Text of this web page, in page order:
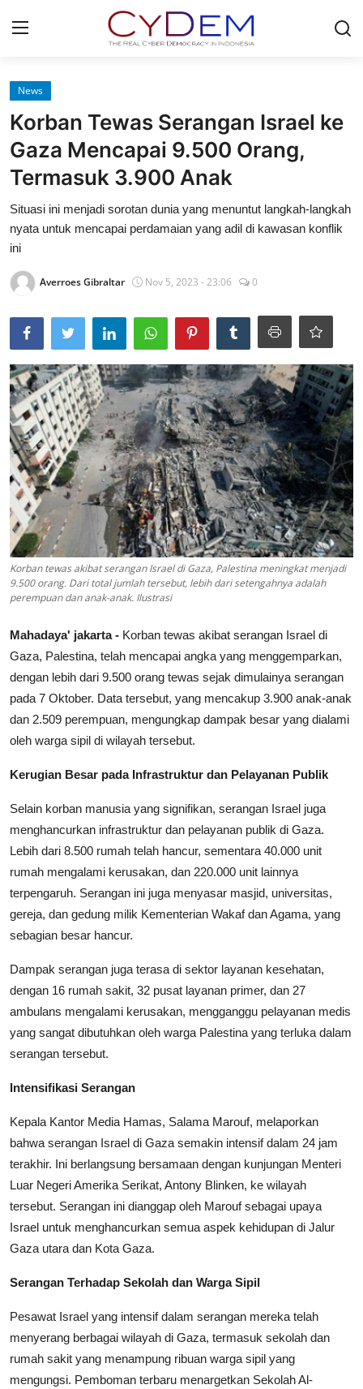
Home
News
Contact
Politik
Redaksi
Olahraga
Nasional
Lainya
News
Korban Tewas Serangan Israel ke
Gaza Mencapai 9.500 Orang,
Termasuk 3.900 Anak
Situasi ini menjadi sorotan dunia yang menuntut langkah-langkah
nyata untuk mencapai perdamaian yang adil di kawasan konflik
ini
Averroes Gibraltar Nov 5, 2023 - 23:06 0
Korban tewas akibat serangan Israel di Gaza, Palestina meningkat menjadi
9.500 orang. Dari total jumlah tersebut, lebih dari setengahnya adalah
perempuan dan anak-anak. Ilustrasi
Mahadaya' jakarta - Korban tewas akibat serangan Israel di
Gaza, Palestina, telah mencapai angka yang menggemparkan,
dengan lebih dari 9.500 orang tewas sejak dimulainya serangan
pada 7 Oktober. Data tersebut, yang mencakup 3.900 anak-anak
dan 2.509 perempuan, mengungkap dampak besar yang dialami
oleh warga sipil di wilayah tersebut.
Kerugian Besar pada Infrastruktur dan Pelayanan Publik
Selain korban manusia yang signifikan, serangan Israel juga
menghancurkan infrastruktur dan pelayanan publik di Gaza.
Lebih dari 8.500 rumah telah hancur, sementara 40.000 unit
rumah mengalami kerusakan, dan 220.000 unit lainnya
terpengaruh. Serangan ini juga menyasar masjid, universitas,
gereja, dan gedung milik Kementerian Wakaf dan Agama, yang
sebagian besar hancur.
Dampak serangan juga terasa di sektor layanan kesehatan,
dengan 16 rumah sakit, 32 pusat layanan primer, dan 27
ambulans mengalami kerusakan, mengganggu pelayanan medis
yang sangat dibutuhkan oleh warga Palestina yang terluka dalam
serangan tersebut.
Intensifikasi Serangan
Kepala Kantor Media Hamas, Salama Marouf, melaporkan
bahwa serangan Israel di Gaza semakin intensif dalam 24 jam
terakhir. Ini berlangsung bersamaan dengan kunjungan Menteri
Luar Negeri Amerika Serikat, Antony Blinken, ke wilayah
tersebut. Serangan ini dianggap oleh Marouf sebagai upaya
Israel untuk menghancurkan semua aspek kehidupan di Jalur
Gaza utara dan Kota Gaza.
Serangan Terhadap Sekolah dan Warga Sipil
Pesawat Israel yang intensif dalam serangan mereka telah
menyerang berbagai wilayah di Gaza, termasuk sekolah dan
rumah sakit yang menampung ribuan warga sipil yang
mengungsi. Pemboman terbaru menargetkan Sekolah Al-